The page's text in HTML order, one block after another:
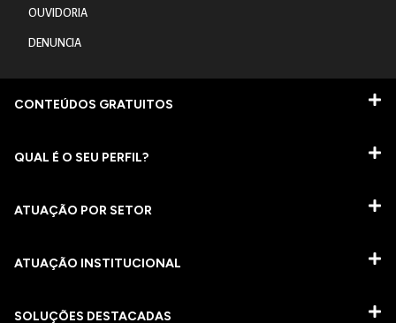
OUVIDORIA
DENUNCIA
CONTEÚDOS GRATUITOS
QUAL É O SEU PERFIL?
ATUAÇÃO POR SETOR
ATUAÇÃO INSTITUCIONAL
SOLUÇÕES DESTACADAS